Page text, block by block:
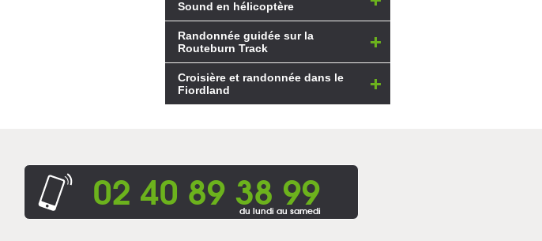
Sound en hélicoptère
Randonnée guidée sur la
Routeburn Track
Croisière et randonnée dans le
Fiordland
02 40 89 38 99
du lundi au samedi